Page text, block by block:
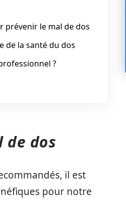
prévenir le mal de dos
de la santé du dos
?
de dos
il est
pour notre